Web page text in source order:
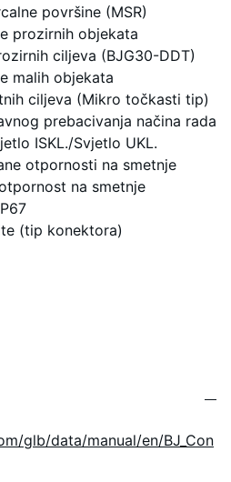
površine (MSR)
prozirnih objekata
ciljeva (BJG30-DDT)
malih objekata
ciljeva (Mikro točkasti tip)
prebacivanja načina rada
ISKL./Svjetlo UKL.
otpornosti na smetnje
na smetnje
(tip konektora)
glb/data/manual/en/BJ_Con